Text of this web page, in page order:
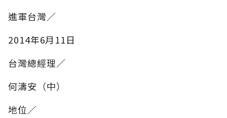
進軍台灣∕
2014年6月11日
台灣總經理∕
何濤安（中）
地位∕